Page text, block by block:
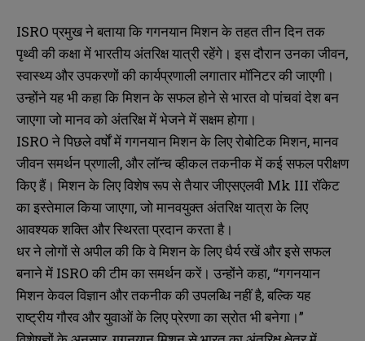
ISRO प्रमुख ने बताया कि गगनयान मिशन के तहत तीन दिन तक
पृथ्वी की कक्षा में भारतीय अंतरिक्ष यात्री रहेंगे। इस दौरान उनका जीवन,
स्वास्थ्य और उपकरणों की कार्यप्रणाली लगातार मॉनिटर की जाएगी।
उन्होंने यह भी कहा कि मिशन के सफल होने से भारत वो पांचवां देश बन
जाएगा जो मानव को अंतरिक्ष में भेजने में सक्षम होगा।
ISRO ने पिछले वर्षों में गगनयान मिशन के लिए रोबोटिक मिशन, मानव
जीवन समर्थन प्रणाली, और लॉन्च व्हीकल तकनीक में कई सफल परीक्षण
किए हैं। मिशन के लिए विशेष रूप से तैयार जीएसएलवी Mk III रॉकेट
का इस्तेमाल किया जाएगा, जो मानवयुक्त अंतरिक्ष यात्रा के लिए
आवश्यक शक्ति और स्थिरता प्रदान करता है।
धर ने लोगों से अपील की कि वे मिशन के लिए धैर्य रखें और इसे सफल
बनाने में ISRO की टीम का समर्थन करें। उन्होंने कहा, “गगनयान
मिशन केवल विज्ञान और तकनीक की उपलब्धि नहीं है, बल्कि यह
राष्ट्रीय गौरव और युवाओं के लिए प्रेरणा का स्रोत भी बनेगा।”